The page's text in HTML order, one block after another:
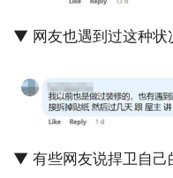
▼ 网友也遇到过这种状
▼ 有些网友说捍卫自己